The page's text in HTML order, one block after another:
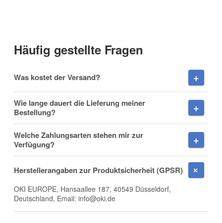
Nachname
Firma
Häufig gestellte Fragen
Was kostet der Versand?
Wie lange dauert die Lieferung meiner
Bestellung?
Welche Zahlungsarten stehen mir zur
Verfügung?
Herstellerangaben zur Produktsicherheit (GPSR)
OKI EUROPE, Hansaallee 187, 40549 Düsseldorf,
Deutschland, Email: info@oki.de